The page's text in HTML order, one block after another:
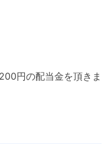
円の配当金を頂きま